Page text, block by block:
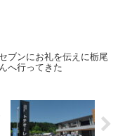
ブンにお礼を伝えに栃尾
へ行ってきた